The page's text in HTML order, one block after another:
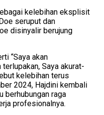
kelebihan eksplisit
seruput dan
disinyalir berujung
“Saya akan
terlupakan, Saya akurat-
kelebihan terus
2024, Hajdini kembali
berhubungan raga
profesionalnya.